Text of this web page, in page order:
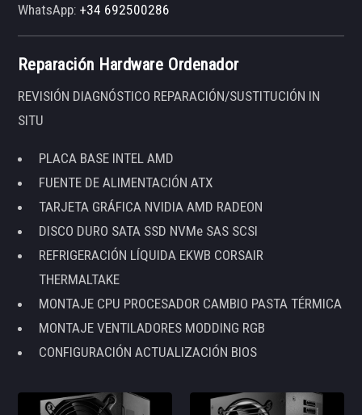
WhatsApp:+34 692500286
Reparación Hardware Ordenador
REVISIÓN DIAGNÓSTICO REPARACIÓN/SUSTITUCIÓN IN
SITU
PLACA BASE INTEL AMD
FUENTE DE ALIMENTACIÓN ATX
TARJETA GRÁFICA NVIDIA AMD RADEON
DISCO DURO SATA SSD NVMe SAS SCSI
REFRIGERACIÓN LÍQUIDA EKWB CORSAIR
THERMALTAKE
MONTAJE CPU PROCESADOR CAMBIO PASTA TÉRMICA
MONTAJE VENTILADORES MODDING RGB
CONFIGURACIÓN ACTUALIZACIÓN BIOS